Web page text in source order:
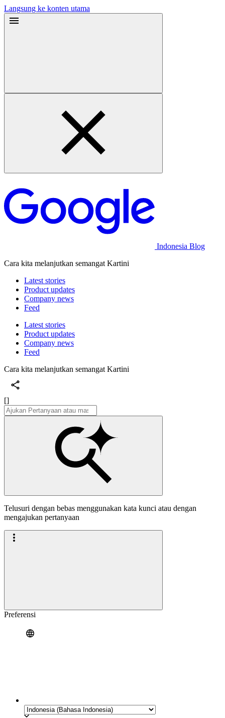
Langsung ke konten utama
Indonesia Blog
Cara kita melanjutkan semangat Kartini
Latest stories
Product updates
Company news
Feed
Latest stories
Product updates
Company news
Feed
Cara kita melanjutkan semangat Kartini
[]
Telusuri dengan bebas menggunakan kata kunci atau dengan
mengajukan pertanyaan
Preferensi